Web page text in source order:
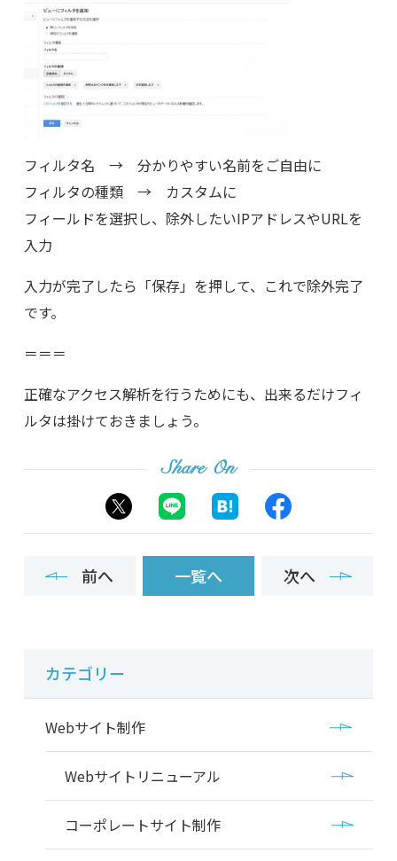
フィルタ名 → 分かりやすい名前をご自由に
フィルタの種類 → カスタムに
フィールドを選択し、除外したいIPアドレスやURLを
入力
入力が完了したら「保存」を押して、これで除外完了
です。
＝＝＝
正確なアクセス解析を行うためにも、出来るだけフィ
ルタは掛けておきましょう。
Share On
前へ 一覧へ 次へ
カテゴリー
Webサイト制作
Webサイトリニューアル
コーポレートサイト制作